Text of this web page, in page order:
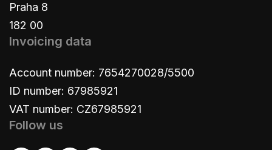
Praha 8
182 00
Invoicing data
Account number: 7654270028/5500
ID number: 67985921
VAT number: CZ67985921
Follow us